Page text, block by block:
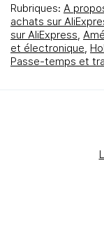
Rubriques: A
achats sur
sur AliExpress,
et électronique,
Passe-temps et